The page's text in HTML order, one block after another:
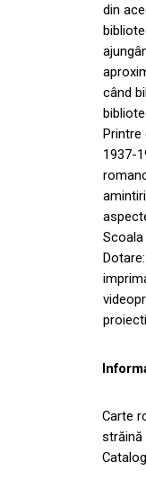
din
când
Printre
1937-
Scoala
Carte
străină